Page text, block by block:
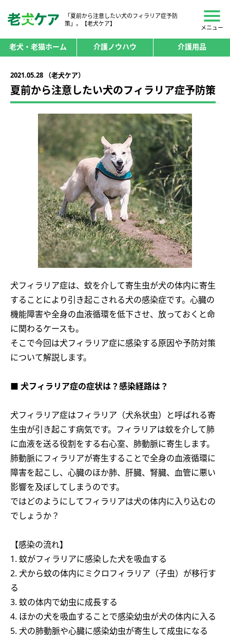
「夏前から注意したい犬のフィラリア症予防
策」。【老犬ケア】
メニュー
老犬・老猫ホーム 介護ノウハウ 介護用品
2021.05.28 （老犬ケア）
夏前から注意したい犬のフィラリア症予防策
犬フィラリア症は、蚊を介して寄生虫が犬の体内に寄生
することにより引き起こされる犬の感染症です。心臓の
機能障害や全身の血液循環を低下させ、放っておくと命
に関わるケースも。
そこで今回は犬フィラリア症に感染する原因や予防対策
について解説します。
■ 犬フィラリア症の症状は？感染経路は？
犬フィラリア症はフィラリア（犬糸状虫）と呼ばれる寄
生虫が引き起こす病気です。フィラリアは蚊を介して肺
に血液を送る役割をする右心室、肺動脈に寄生します。
肺動脈にフィラリアが寄生することで全身の血液循環に
障害を起こし、心臓のほか肺、肝臓、腎臓、血管に悪い
影響を及ぼしてしまうのです。
ではどのようにしてフィラリアは犬の体内に入り込むの
でしょうか？
【感染の流れ】
1. 蚊がフィラリアに感染した犬を吸血する
2. 犬から蚊の体内にミクロフィラリア（子虫）が移行す
る
3. 蚊の体内で幼虫に成長する
4. ほかの犬を吸血することで感染幼虫が犬の体内に入る
5. 犬の肺動脈や心臓に感染幼虫が寄生して成虫になる